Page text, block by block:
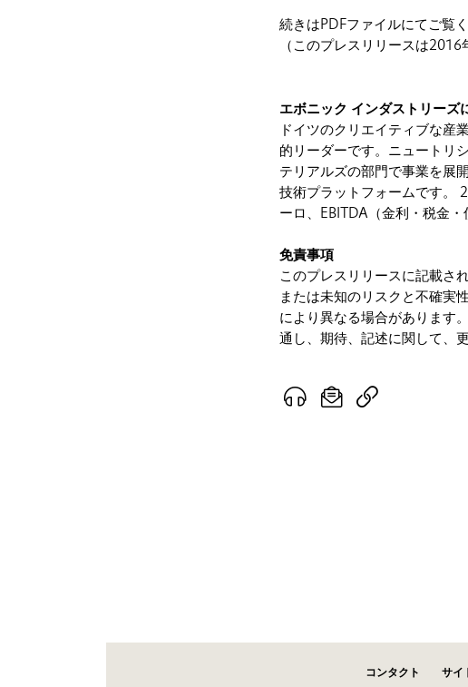
続きはPDFファイルにてご覧く
（このプレスリリースは
エボニック インダストリーズ
ドイツのクリエイティブな産
的リーダーです。ニュートリ
テリアルズの部門で事業を展
技術プラットフォームです。
ーロ、EBITDA（金利・税金
免責事項
このプレスリリースに記載さ
または未知のリスクと不確実
により異なる場合があります
通し、期待、記述に関して、
コンタクト サイ